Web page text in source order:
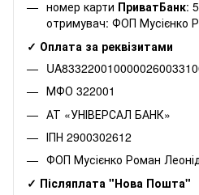
номер карти ПриватБанк:
отримувач: ФОП Мусієнко
✓ Оплата за реквізитами
МФО 322001
АТ «УНІВЕРСАЛ БАНК»
ІПН 2900302612
ФОП Мусієнко Роман
✓ Післяплата "Нова Пошта"